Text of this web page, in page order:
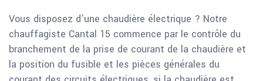
Vous disposez d’une chaudière électrique ? Notre
chauffagiste Cantal 15 commence par le contrôle du
branchement de la prise de courant de la chaudière et
la position du fusible et les pièces générales du